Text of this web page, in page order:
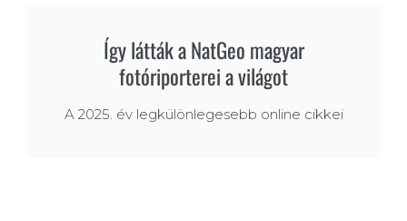
Így látták a NatGeo magyar
fotóriporterei a világot
A 2025. év legkülönlegesebb online cikkei